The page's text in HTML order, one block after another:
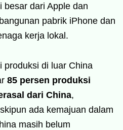
besar dari Apple dan
pabrik iPhone dan
kerja lokal.
produksi di luar China
85 persen produksi
dari China,
ada kemajuan dalam
masih belum